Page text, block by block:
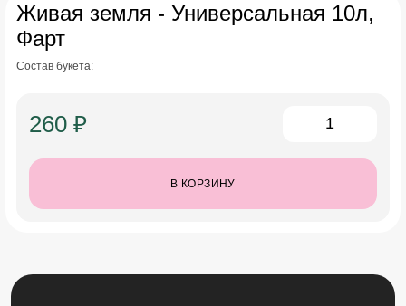
Живая земля - Универсальная 10л,
Фарт
Состав букета:
260 ₽
В КОРЗИНУ